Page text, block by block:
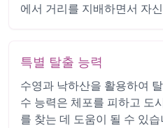
에서 거리를 지배하면서 자
특별 탈출 능력
수영과 낙하산을 활용하여
수 능력은 체포를 피하고 도
를 찾는 데 도움이 될 수 있